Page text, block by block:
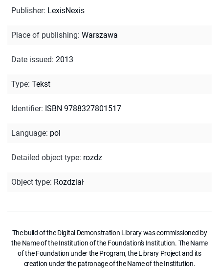
Publisher: LexisNexis
Place of publishing: Warszawa
Date issued: 2013
Type: Tekst
Identifier: ISBN 9788327801517
Language: pol
Detailed object type: rozdz
Object type: Rozdział
The build of the Digital Demonstration Library was commissioned by
the Name of the Institution of the Foundation's Institution. The Name
of the Foundation under the Program, the Library Project and its
creation under the patronage of the Name of the Institution.